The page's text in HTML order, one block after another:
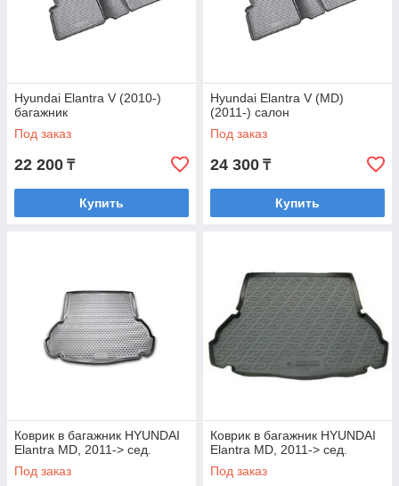
Hyundai Elantra V (2010-)
багажник
Под заказ
22 200 ₸
Купить
Hyundai Elantra V (MD)
(2011-) салон
Под заказ
24 300 ₸
Купить
Коврик в багажник HYUNDAI
Elantra MD, 2011-> сед.
Под заказ
Коврик в багажник HYUNDAI
Elantra MD, 2011-> сед.
Под заказ